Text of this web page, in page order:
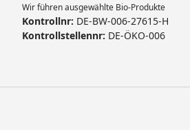
Wir führen ausgewählte Bio-Produkte
Kontrollnr: DE-BW-006-27615-H
Kontrollstellennr: DE-ÖKO-006